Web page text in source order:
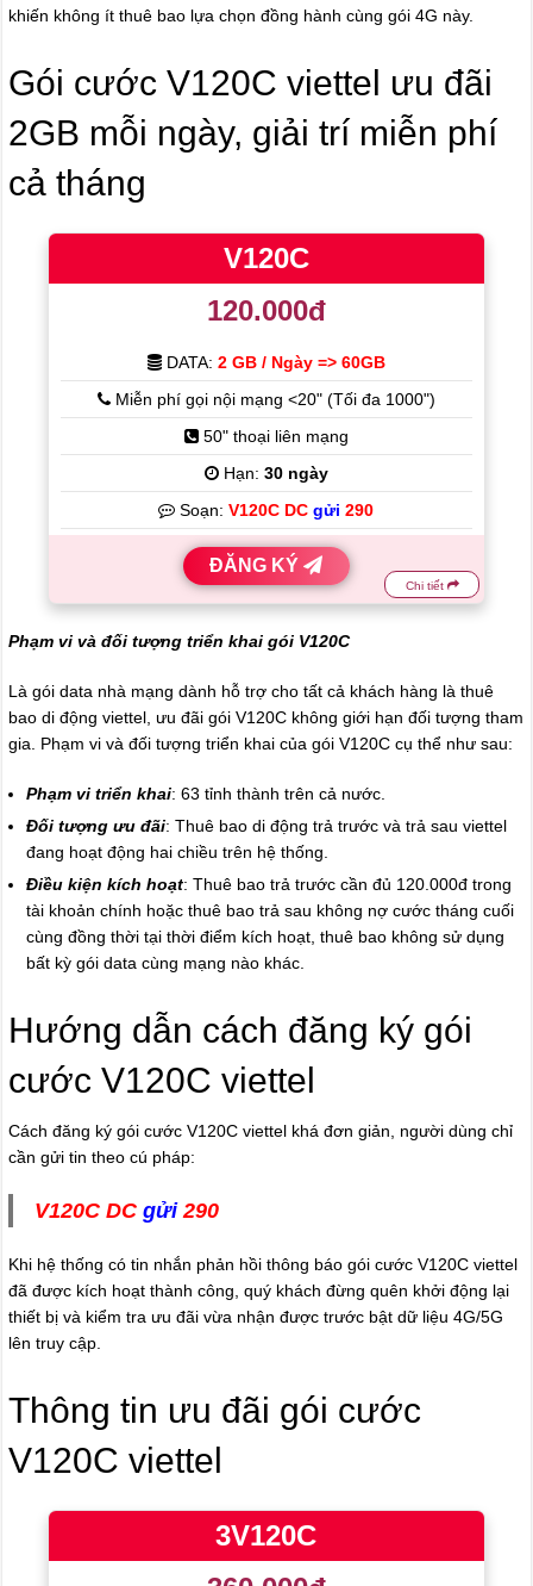
khiến không ít thuê bao lựa chọn đồng hành cùng gói 4G này.
Gói cước V120C viettel ưu đãi
2GB mỗi ngày, giải trí miễn phí
cả tháng
V120C
120.000đ
DATA: 2 GB / Ngày => 60GB
Miễn phí gọi nội mạng <20" (Tối đa 1000")
50" thoại liên mạng
Hạn: 30 ngày
Soạn:V120C DCgửi 290
ĐĂNG KÝ
Chi tiết
Phạm vi và đối tượng triển khai gói V120C
Là gói data nhà mạng dành hỗ trợ cho tất cả khách hàng là thuê
bao di động viettel, ưu đãi gói V120C không giới hạn đối tượng tham
gia. Phạm vi và đối tượng triển khai của gói V120C cụ thể như sau:
Phạm vi triển khai: 63 tỉnh thành trên cả nước.
Đối tượng ưu đãi: Thuê bao di động trả trước và trả sau viettel
đang hoạt động hai chiều trên hệ thống.
Điều kiện kích hoạt: Thuê bao trả trước cần đủ 120.000đ trong
tài khoản chính hoặc thuê bao trả sau không nợ cước tháng cuối
cùng đồng thời tại thời điểm kích hoạt, thuê bao không sử dụng
bất kỳ gói data cùng mạng nào khác.
Hướng dẫn cách đăng ký gói
cước V120C viettel
Cách đăng ký gói cước V120C viettel khá đơn giản, người dùng chỉ
cần gửi tin theo cú pháp:
V120C DCgửi290
Khi hệ thống có tin nhắn phản hồi thông báo gói cước V120C viettel
đã được kích hoạt thành công, quý khách đừng quên khởi động lại
thiết bị và kiểm tra ưu đãi vừa nhận được trước bật dữ liệu 4G/5G
lên truy cập.
Thông tin ưu đãi gói cước
V120C viettel
3V120C